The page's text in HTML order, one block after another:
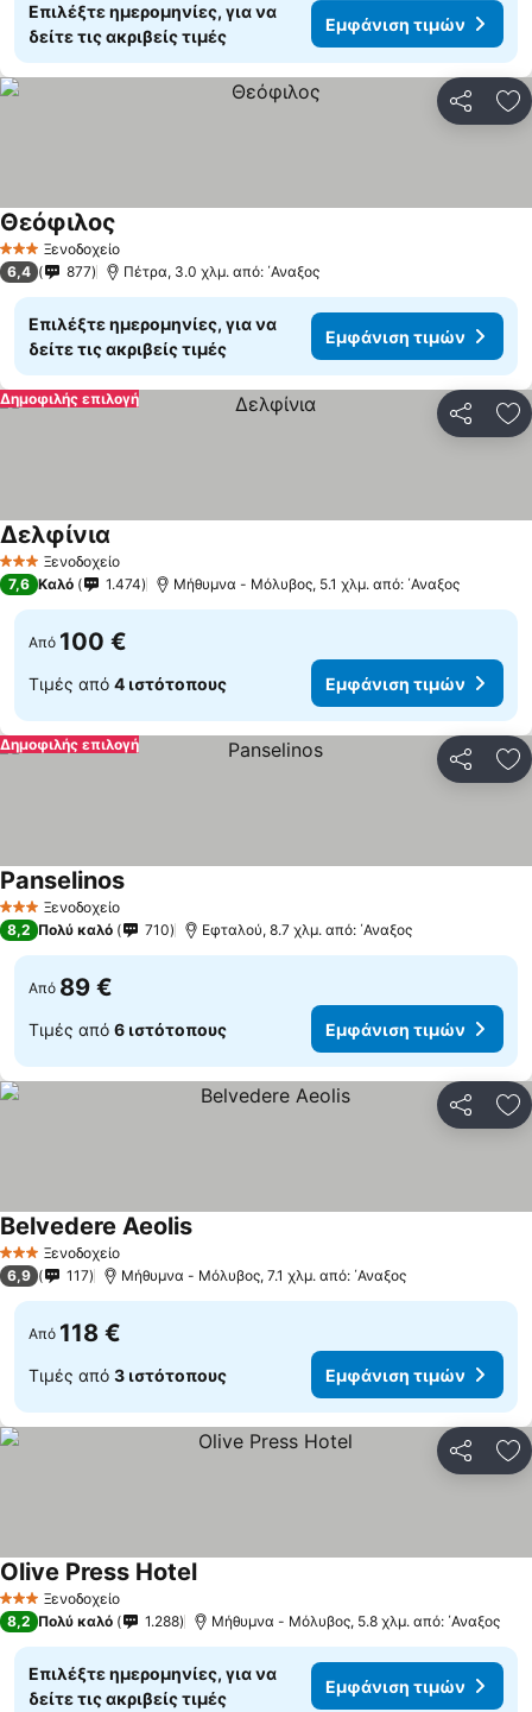
Επιλέξτε ημερομηνίες, για να
δείτε τις ακριβείς τιμές
Εμφάνιση τιμών
3 ΑστέριαΞενοδοχείο
Θεόφιλος
6,4 877 Πέτρα, 3.0 χλμ. από: ΄Αναξος
Επιλέξτε ημερομηνίες, για να
δείτε τις ακριβείς τιμές
Εμφάνιση τιμών
Δημοφιλής επιλογή
3 ΑστέριαΞενοδοχείο
Δελφίνια
7,6 Καλό 1.474 Μήθυμνα - Μόλυβος, 5.1 χλμ. από: ΄Αναξος
Από 100 €
Τιμές από 4 ιστότοπους Εμφάνιση τιμών
Δημοφιλής επιλογή
3 ΑστέριαΞενοδοχείο
PanselinosΕμφάνιση τιμών
8,2 Πολύ καλό 710 Εφταλού, 8.7 χλμ. από: ΄Αναξος
Από 89 €
Τιμές από 6 ιστότοπους Εμφάνιση τιμών
3 ΑστέριαΞενοδοχείο
Belvedere AeolisΕμφάνιση τιμών
6,9 117 Μήθυμνα - Μόλυβος, 7.1 χλμ. από: ΄Αναξος
Από 118 €
Τιμές από 3 ιστότοπους Εμφάνιση τιμών
3 ΑστέριαΞενοδοχείο
Olive Press HotelΕμφάνιση τιμών
8,2 Πολύ καλό 1.288 Μήθυμνα - Μόλυβος, 5.8 χλμ. από: ΄Αναξος
Επιλέξτε ημερομηνίες, για να
δείτε τις ακριβείς τιμές
Εμφάνιση τιμών